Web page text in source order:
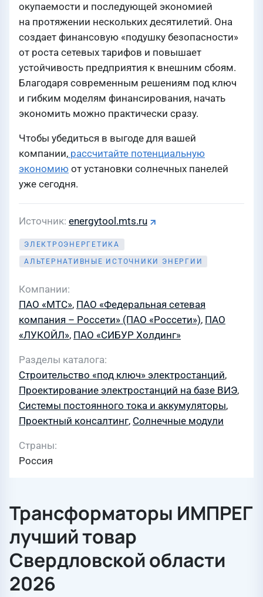
окупаемости и последующей экономией
на протяжении нескольких десятилетий. Она
создает финансовую «подушку безопасности»
от роста сетевых тарифов и повышает
устойчивость предприятия к внешним сбоям.
Благодаря современным решениям под ключ
и гибким моделям финансирования, начать
экономить можно практически сразу.
Чтобы убедиться в выгоде для вашей
компании, рассчитайте потенциальную
экономию от установки солнечных панелей
уже сегодня.
Источник energytool.mts.ru
ЭЛЕКТРОЭНЕРГЕТИКА
АЛЬТЕРНАТИВНЫЕ ИСТОЧНИКИ ЭНЕРГИИ
Компании
ПАО «МТС», ПАО «Федеральная сетевая
компания – Россети» (ПАО «Россети»), ПАО
«ЛУКОЙЛ», ПАО «СИБУР Холдинг»
Разделы каталога
Строительство «под ключ» электростанций,
Проектирование электростанций на базе ВИЭ,
Системы постоянного тока и аккумуляторы,
Проектный консалтинг, Солнечные модули
Страны
Россия
Трансформаторы ИМПРЕГ
лучший товар
Свердловской области
2026